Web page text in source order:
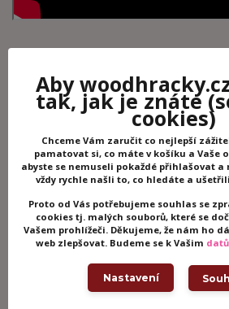
Potřebujete
+420 605 062
(Po-Ne, 8-21 hod.)
info@woodhracky.cz
Zboží zařazeno v kategoriích
Dřevěné hračky
Aby
tak, jak je znáte
cookies)
Chceme Vám zaručit co nejlepší
pamatovat si, co máte v košíku a Vaše
abyste se nemuseli pokaždé přihlašovat
vždy rychle našli to, co hledáte a
Proto od Vás potřebujeme souhlas se
cookies tj. malých souborů, které se
Vašem prohlížeči. Děkujeme, že nám ho
web zlepšovat. Budeme se k Vašim
Nastavení